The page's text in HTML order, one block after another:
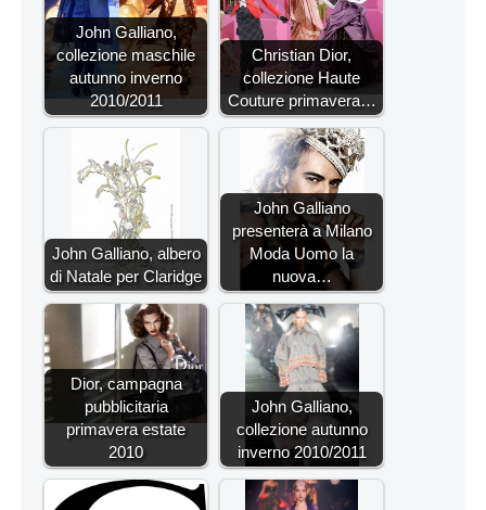
John Galliano,
collezione maschile
autunno inverno
2010/2011
Christian Dior,
collezione Haute
Couture primavera…
John Galliano, albero
di Natale per Claridge
John Galliano
presenterà a Milano
Moda Uomo la
nuova…
Dior, campagna
pubblicitaria
primavera estate
2010
John Galliano,
collezione autunno
inverno 2010/2011